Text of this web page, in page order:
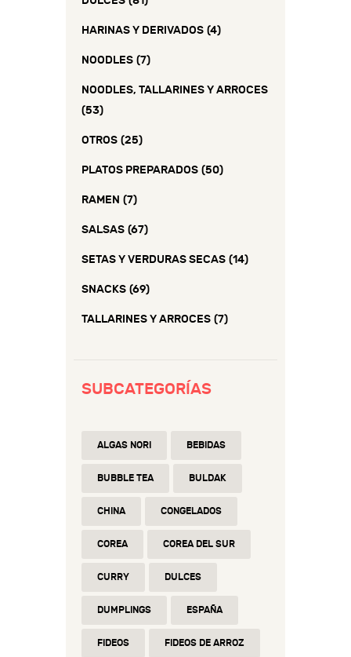
HARINAS Y DERIVADOS (4)
NOODLES (7)
NOODLES, TALLARINES Y ARROCES
(53)
OTROS (25)
PLATOS PREPARADOS (50)
RAMEN (7)
SALSAS (67)
SETAS Y VERDURAS SECAS (14)
SNACKS (69)
TALLARINES Y ARROCES (7)
SUBCATEGORÍAS
ALGAS NORI BEBIDAS
BUBBLE TEA BULDAK
CHINA CONGELADOS
COREA COREA DEL SUR
CURRY DULCES
DUMPLINGS ESPAÑA
FIDEOS FIDEOS DE ARROZ